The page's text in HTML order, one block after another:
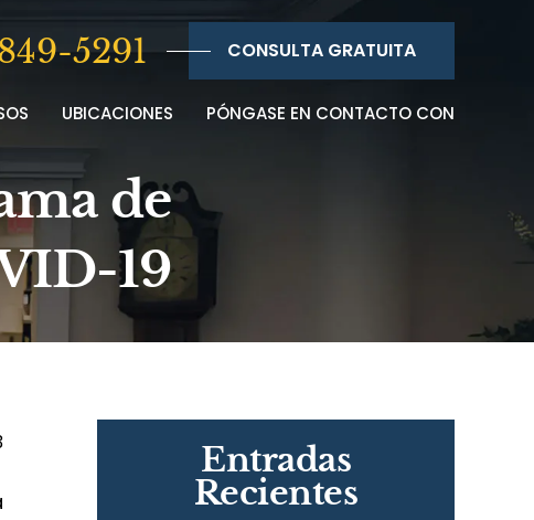
5291 CONSULTA GRATUITA
UBICACIONES PÓNGASE EN CONTACTO CON
de
19
Entradas
Recientes